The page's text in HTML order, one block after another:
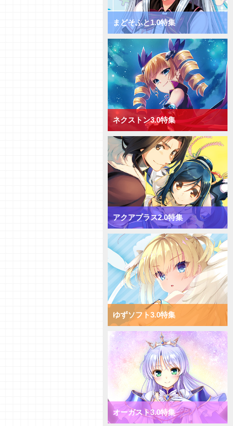
【デッキ紹介】サポートでDP上
昇！ きゃべつそふと1.0 ミック
ス花単デッキ
【デッキ紹介】相手の手札を減ら
して制圧！ きゃべつそふと1.0
ミックス月単デッキ
【デッキ紹介】能力値上昇と破棄
でフィールド圧倒！ きゃべつそ
ふと1.0 ミックス雪単デッキ
【デッキ紹介】ドローするかAP
強化か！ Navel2.0 ミックス日
単デッキ
【デッキ紹介】大型キャラを全体
強化！ Navel2.0 ミックス宙単
デッキ
【デッキ紹介】[手札宣言能力]を
連発！ Navel2.0 ミックス花単
デッキ
【デッキ紹介】対応して押し切
れ！ Navel2.0 ミックス月単デ
ッキ
【デッキ紹介】[T]能力を使い倒
してコントロール！ Navel2.0
ミックス雪単デッキ
【デッキ紹介】AP強化で速攻勝
負！ ま～まれぇど1.0 ミックス
日単デッキ
【デッキ紹介】大量コストで圧
倒！ ま～まれぇど1.0 ミックス
宙単デッキ
【デッキ紹介】能力値強化で一点
突破！ ま～まれぇど1.0 ミック
ス花単デッキ
【デッキ紹介】エリアの大量配置
で能力値操作！ ま～まれぇど
1.0 ミックス月単デッキ
【デッキ紹介】相手のキャラを破
棄して強化！ ま～まれぇど1.0
ミックス雪単デッキ
【初心者向けVol.36】それぞれの
カード種類についてご紹介！
【研究員イチオシカード紹介
Vol.59】ケロＱ・枕1.0【初心者
まどそふと1.0特集
ネクストン3.0特集
アクアプラス2.0特集
ゆずソフト3.0特集
オーガスト3.0特集